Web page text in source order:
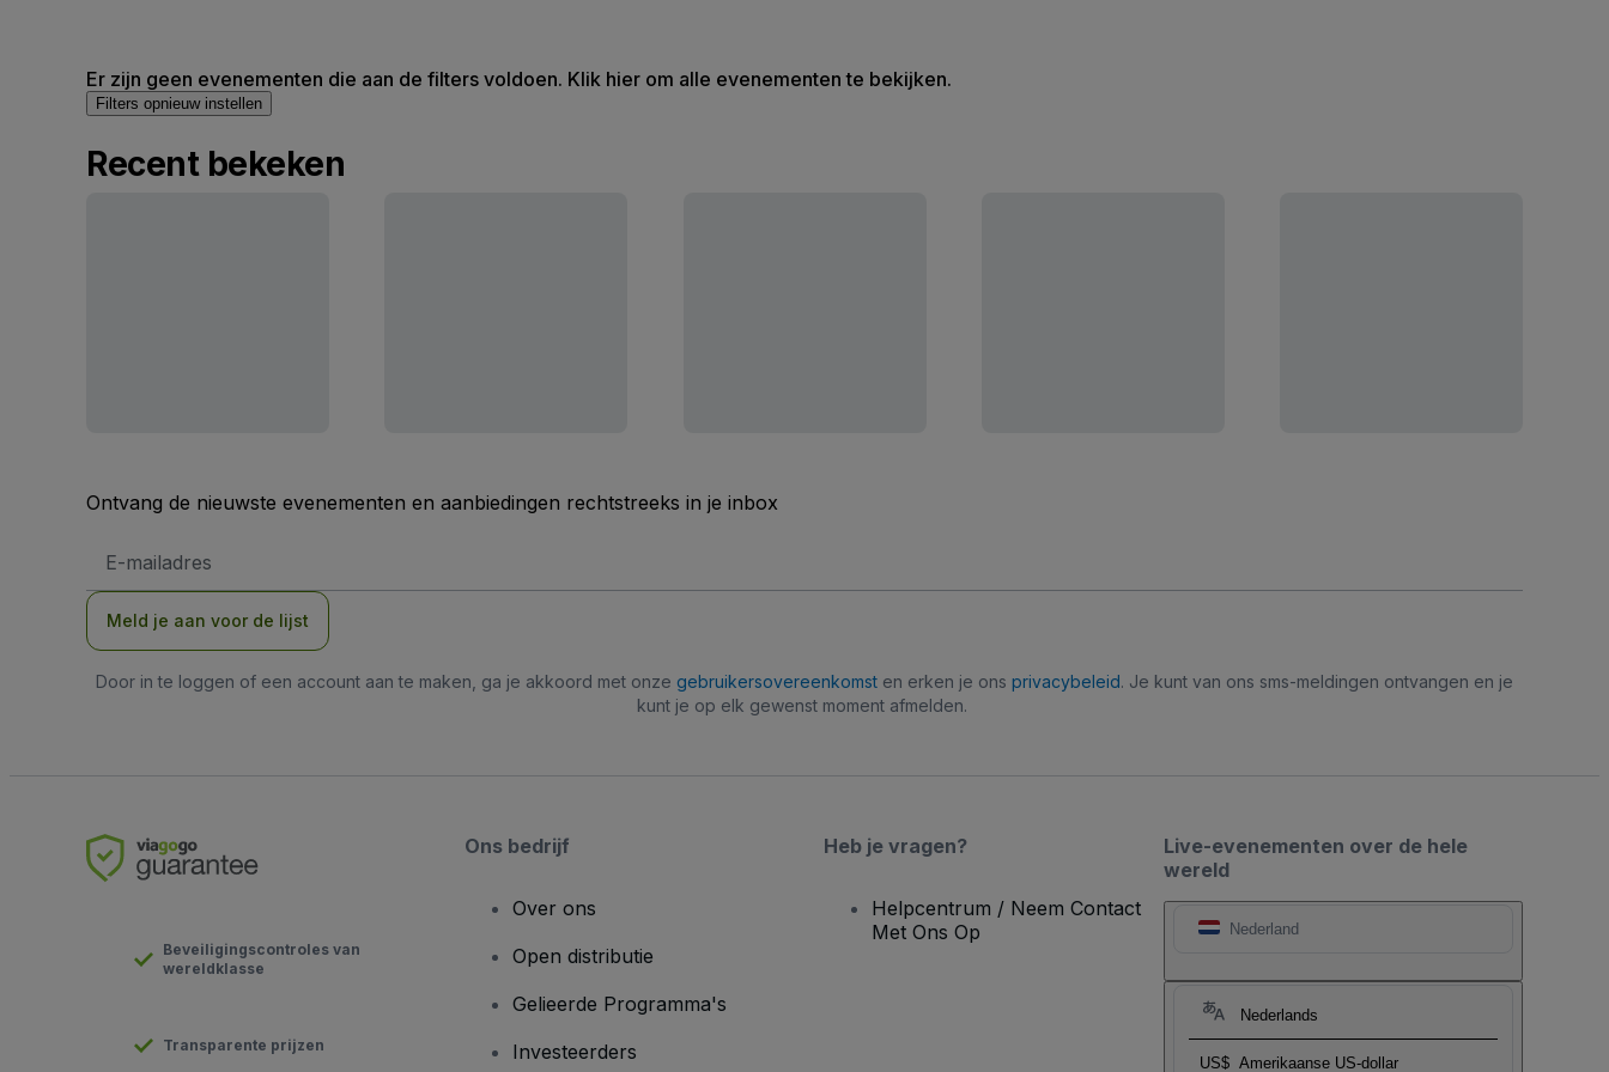
Er zijn geen evenementen die aan de filters voldoen. Klik hier om alle evenementen te bekijken.
Filters opnieuw instellen
Recent bekeken
Ontvang de nieuwste evenementen en aanbiedingen rechtstreeks in je inbox
mailadres
Meld je aan voor de lijst
Door in te loggen of een account aan te maken, ga je akkoord met onze gebruikersovereenkomst en erken je ons privacybeleid. Je kunt van ons sms-meldingen ontvangen en je
kunt je op elk gewenst moment afmelden.
Live-evenementen over de hele
wereld
Nederland
Nederlands
US$ Amerikaanse US-dollar
Beveiligingscontroles van
wereldklasse
Transparente prijzen
Ons bedrijf
Over ons
Open distributie
Gelieerde Programma's
Investeerders
Heb je vragen?
Helpcentrum / Neem Contact
Met Ons Op